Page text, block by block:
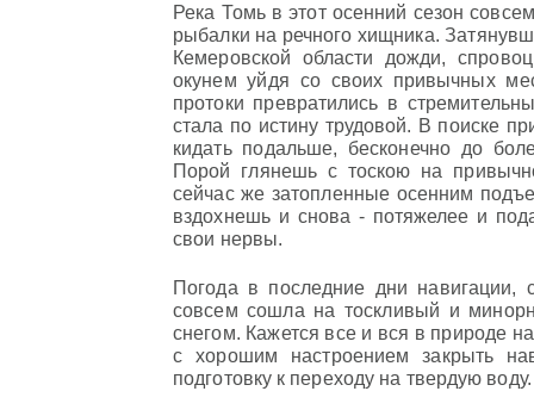
Река Томь в этот осенний сезон
рыбалки на речного хищника.
Кемеровской области дожди,
окунем уйдя со своих привычных
протоки превратились в
стала по истину трудовой. В поиске
кидать подальше, бесконечно до
Порой глянешь с тоскою на
сейчас же затопленные осенним
вздохнешь и снова - потяжелее и
свои нервы.
Погода в последние дни
совсем сошла на тоскливый и
снегом. Кажется все и вся в природе
с хорошим настроением закрыть
подготовку к переходу на твердую воду.